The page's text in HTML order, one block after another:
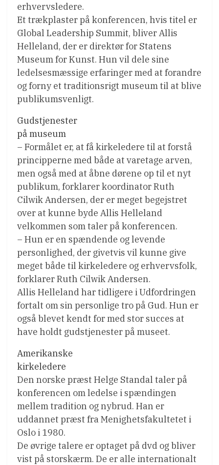
erhvervsledere.
Et trækplaster på konferencen, hvis titel er
Global Leadership Summit, bliver Allis
Helleland, der er direktør for Statens
Museum for Kunst. Hun vil dele sine
ledelsesmæssige erfaringer med at forandre
og forny et traditionsrigt museum til at blive
publikumsvenligt.
Gudstjenester
på museum
– Formålet er, at få kirkeledere til at forstå
principperne med både at varetage arven,
men også med at åbne dørene op til et nyt
publikum, forklarer koordinator Ruth
Cilwik Andersen, der er meget begejstret
over at kunne byde Allis Helleland
velkommen som taler på konferencen.
– Hun er en spændende og levende
personlighed, der givetvis vil kunne give
meget både til kirkeledere og erhvervsfolk,
forklarer Ruth Cilwik Andersen.
Allis Helleland har tidligere i Udfordringen
fortalt om sin personlige tro på Gud. Hun er
også blevet kendt for med stor succes at
have holdt gudstjenester på museet.
Amerikanske
kirkeledere
Den norske præst Helge Standal taler på
konferencen om ledelse i spændingen
mellem tradition og nybrud. Han er
uddannet præst fra Menighetsfakultetet i
Oslo i 1980.
De øvrige talere er optaget på dvd og bliver
vist på storskærm. De er alle internationalt